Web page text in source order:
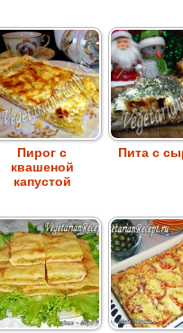
Пирог с
квашеной
капустой
Пита с